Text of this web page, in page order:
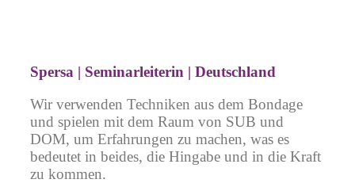
Spersa | Seminarleiterin | Deutschland
Wir verwenden Techniken aus dem Bondage
und spielen mit dem Raum von SUB und
DOM, um Erfahrungen zu machen, was es
bedeutet in beides, die Hingabe und in die Kraft
zu kommen.